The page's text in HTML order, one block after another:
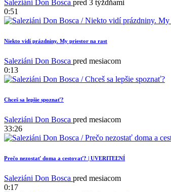
Saleziáni Don Bosca pred 3 týždňami
0:51
Niekto vidí prázdniny. My priestor na rast
Saleziáni Don Bosca pred mesiacom
0:13
Chceš sa lepšie spoznať?
Saleziáni Don Bosca pred mesiacom
33:26
Prečo nezostať doma a cestovať? | UVERITEĽNÍ
Saleziáni Don Bosca pred mesiacom
0:17